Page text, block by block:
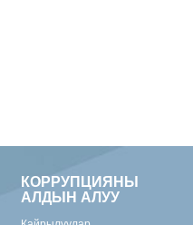
КОРРУПЦИЯНЫ
АЛДЫН АЛУУ